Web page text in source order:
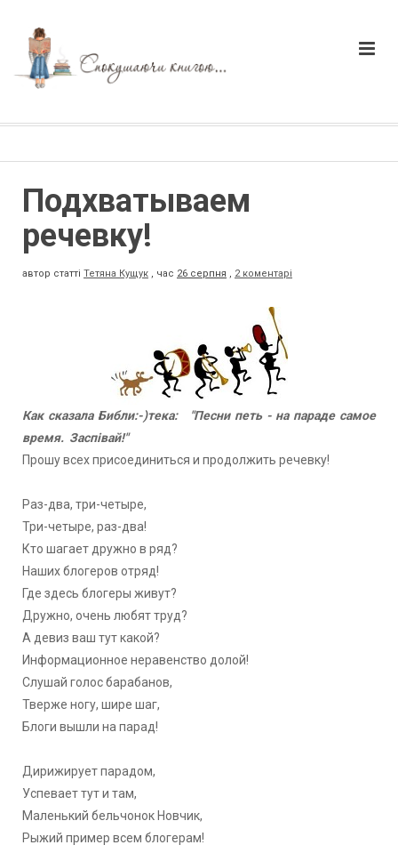
Подхватываем
речевку!
автор статті Тетяна Кущук , час 26 серпня , 2 коментарі
Как сказала Библи:-)тека: "Песни петь - на параде самое
время. Заспівай!"
Прошу всех присоединиться и продолжить речевку!
Раз-два, три-четыре,
Три-четыре, раз-два!
Кто шагает дружно в ряд?
Наших блогеров отряд!
Где здесь блогеры живут?
Дружно, очень любят труд?
А девиз ваш тут какой?
Информационное неравенство долой!
Слушай голос барабанов,
Тверже ногу, шире шаг,
Блоги вышли на парад!
Дирижирует парадом,
Успевает тут и там,
Маленький бельчонок Новчик,
Рыжий пример всем блогерам!